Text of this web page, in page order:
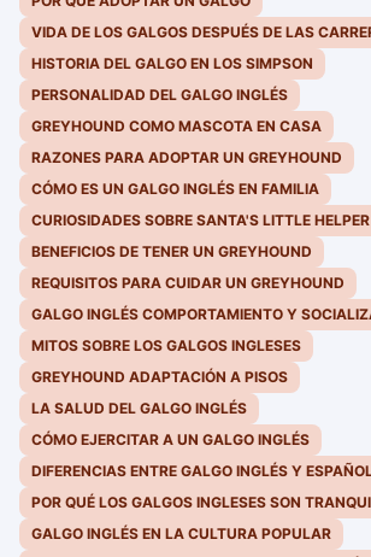
VIDA DE LOS GALGOS DESPUÉS DE LAS
HISTORIA DEL GALGO EN LOS SIMPSON
PERSONALIDAD DEL GALGO INGLÉS
GREYHOUND COMO MASCOTA EN CASA
RAZONES PARA ADOPTAR UN GREYHOUND
CÓMO ES UN GALGO INGLÉS EN FAMILIA
CURIOSIDADES SOBRE SANTA'S LITTLE HELPER
BENEFICIOS DE TENER UN GREYHOUND
REQUISITOS PARA CUIDAR UN GREYHOUND
GALGO INGLÉS COMPORTAMIENTO Y
MITOS SOBRE LOS GALGOS INGLESES
GREYHOUND ADAPTACIÓN A PISOS
LA SALUD DEL GALGO INGLÉS
CÓMO EJERCITAR A UN GALGO INGLÉS
DIFERENCIAS ENTRE GALGO INGLÉS Y
POR QUÉ LOS GALGOS INGLESES SON
GALGO INGLÉS EN LA CULTURA POPULAR